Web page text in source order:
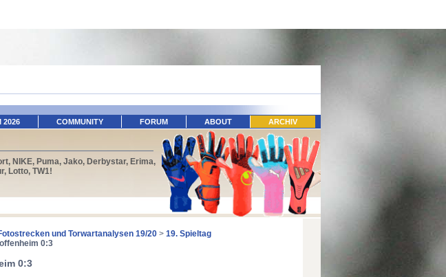
2026 COMMUNITY FORUM ABOUT ARCHIV
NIKE, Puma, Jako, Derbystar, Erima,
Lotto, TW1!
und Torwartanalysen 19/20 > 19. Spieltag
0:3
0:3